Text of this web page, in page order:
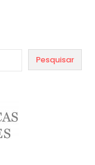
Pesquisar